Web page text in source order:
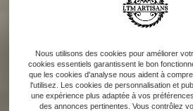
Nous utilisons des cookies pour améliorer
cookies essentiels garantissent le bon
que les cookies d'analyse nous aident à
l'utilisez. Les cookies de personnalisation et
une expérience plus adaptée à vos
des annonces pertinentes. Vous contrôlez